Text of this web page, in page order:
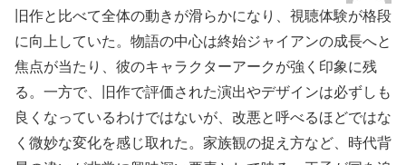
旧作と比べて全体の動きが滑らかになり、視聴体験が格段
に向上していた。物語の中心は終始ジャイアンの成長へと
焦点が当たり、彼のキャラクターアークが強く印象に残
る。一方で、旧作で評価された演出やデザインは必ずしも
良くなっているわけではないが、改悪と呼べるほどではな
く微妙な変化を感じ取れた。家族観の捉え方など、時代背